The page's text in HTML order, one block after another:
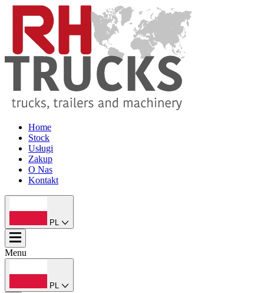
Home
Stock
Usługi
Zakup
O Nas
Kontakt
PL
Menu
PL